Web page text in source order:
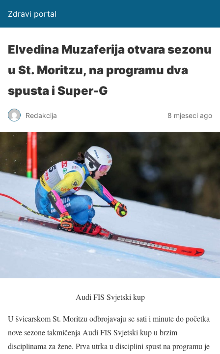
Zdravi portal
Elvedina Muzaferija otvara sezonu
u St. Moritzu, na programu dva
spusta i Super-G
Redakcija 8 mjeseci ago
Audi FIS Svjetski kup
U švicarskom St. Moritzu odbrojavaju se sati i minute do početka
nove sezone takmičenja Audi FIS Svjetski kup u brzim
disciplinama za žene. Prva utrka u disciplini spust na programu je